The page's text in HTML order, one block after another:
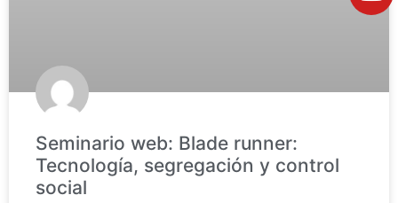
Seminario web: Blade runner:
Tecnología, segregación y control
social